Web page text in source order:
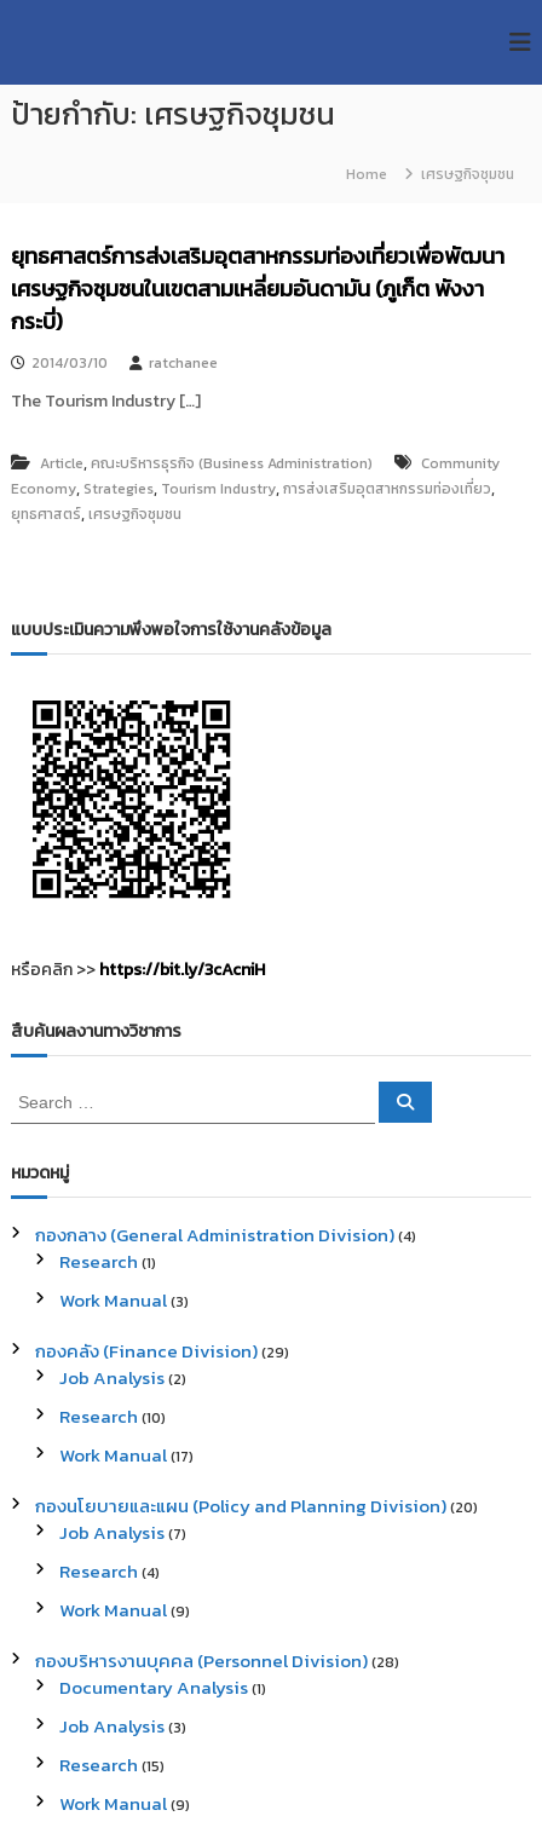
p
U
T
e
a
r
c
h
R
p
o
o
r
ค
ลั
ง
ข้
อ
มู
ล
า
วิ
จั
วิ
ท
ท
โ
น
ล
ร
ม
ง
ค
รี
ป้ายกำกับ: เศรษฐกิจชุมชน
Home เศรษฐกิจชุมชน
ยุทธศาสตร์การส่งเสริมอุตสาหกรรมท่องเที่ยวเพื่อพัฒนา
เศรษฐกิจชุมชนในเขตสามเหลี่ยมอันดามัน (ภูเก็ต พังงา
กระบี่)
2014/03/10 ratchanee
The Tourism Industry […]
Article,คณะบริหารธุรกิจ (Business Administration)
Community
Economy, Strategies, Tourism Industry,การส่งเสริมอุตสาหกรรมท่องเที่ยว,
ยุทธศาสตร์,เศรษฐกิจชุมชน
แบบประเมินความพึงพอใจการใช้งานคลังข้อมูล
หรือคลิก >>https://bit.ly/3cAcniH
สืบค้นผลงานทางวิชาการ
e
r
c
f
S
หมวดหมู่
กองกลาง (General Administration Division)(4)
Research (1)
Work Manual(3)
กองคลัง (Finance Division)(29)
Job Analysis(2)
Research (10)
Work Manual(17)
กองนโยบายและแผน (Policy and Planning Division)(20)
Job Analysis(7)
Research (4)
Work Manual(9)
กองบริหารงานบุคคล (Personnel Division)(28)
Documentary Analysis(1)
Job Analysis(3)
Research (15)
Work Manual(9)